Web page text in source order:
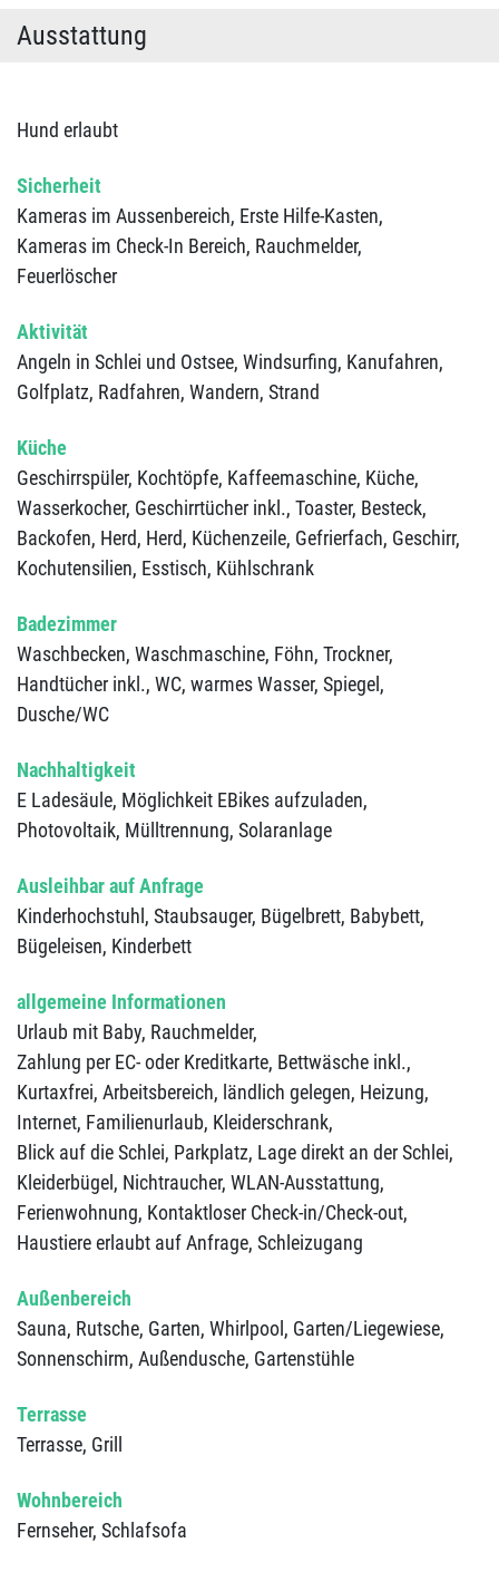
Ausstattung
Hund erlaubt
Sicherheit
Kameras im Aussenbereich, Erste Hilfe-Kasten,
Kameras im Check-In Bereich, Rauchmelder,
Feuerlöscher
Aktivität
Angeln in Schlei und Ostsee, Windsurfing, Kanufahren,
Golfplatz, Radfahren, Wandern, Strand
Küche
Geschirrspüler, Kochtöpfe, Kaffeemaschine, Küche,
Wasserkocher, Geschirrtücher inkl., Toaster, Besteck,
Backofen, Herd, Herd, Küchenzeile, Gefrierfach, Geschirr,
Kochutensilien, Esstisch, Kühlschrank
Badezimmer
Waschbecken, Waschmaschine, Föhn, Trockner,
Handtücher inkl., WC, warmes Wasser, Spiegel,
Dusche/WC
Nachhaltigkeit
E Ladesäule, Möglichkeit EBikes aufzuladen,
Photovoltaik, Mülltrennung, Solaranlage
Ausleihbar auf Anfrage
Kinderhochstuhl, Staubsauger, Bügelbrett, Babybett,
Bügeleisen, Kinderbett
allgemeine Informationen
Urlaub mit Baby, Rauchmelder,
Zahlung per EC- oder Kreditkarte, Bettwäsche inkl.,
Kurtaxfrei, Arbeitsbereich, ländlich gelegen, Heizung,
Internet, Familienurlaub, Kleiderschrank,
Blick auf die Schlei, Parkplatz, Lage direkt an der Schlei,
Kleiderbügel, Nichtraucher, WLAN-Ausstattung,
Ferienwohnung, Kontaktloser Check-in/Check-out,
Haustiere erlaubt auf Anfrage, Schleizugang
Außenbereich
Sauna, Rutsche, Garten, Whirlpool, Garten/Liegewiese,
Sonnenschirm, Außendusche, Gartenstühle
Terrasse
Terrasse, Grill
Wohnbereich
Fernseher, Schlafsofa